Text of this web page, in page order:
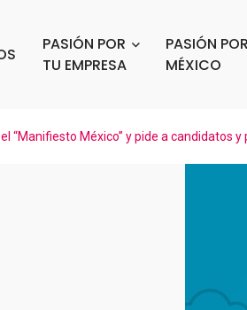
PASIÓN POR
TU EMPRESA
PASIÓN POR
MÉXICO
“Manifiesto México” y pide a